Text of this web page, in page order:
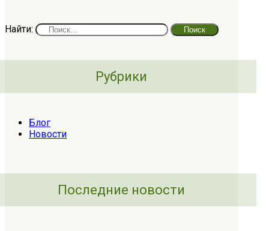
Найти:
Рубрики
Блог
Новости
Последние новости